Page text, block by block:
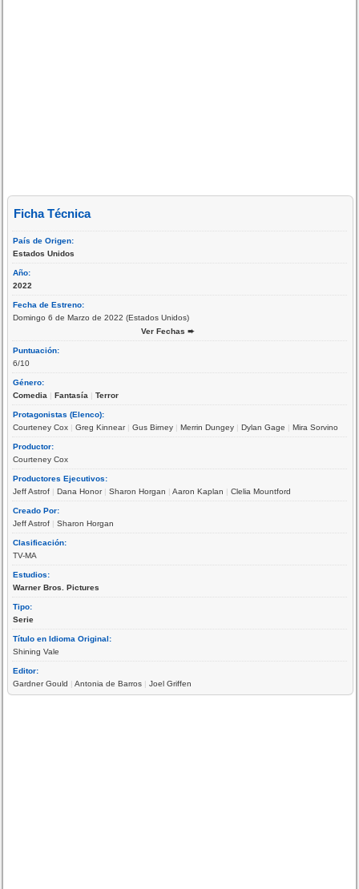
Ficha Técnica
País de Origen:
Estados Unidos
Año:
2022
Fecha de Estreno:
Domingo 6 de Marzo de 2022 (Estados Unidos)
Ver Fechas ➨
Puntuación:
6/10
Género:
Comedia |Fantasía |Terror
Protagonistas (Elenco):
Courteney Cox |Greg Kinnear|Gus Birney |Merrin Dungey |Dylan Gage |Mira Sorvino
Productor:
Courteney Cox
Productores Ejecutivos:
Jeff Astrof |Dana Honor|Sharon Horgan |Aaron Kaplan |Clelia Mountford
Creado Por:
Jeff Astrof |Sharon Horgan
Clasificación:
TV-MA
Estudios:
Warner Bros. Pictures
Tipo:
Serie
Título en Idioma Original:
Shining Vale
Editor:
Gardner Gould |Antonia de Barros |Joel Griffen